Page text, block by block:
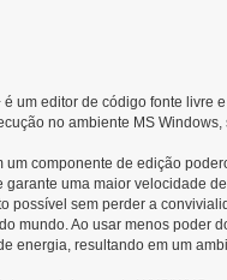
é um editor de código fonte livre
no ambiente MS
um componente de edição
garante uma maior velocidade
possível sem perder a
mundo. Ao usar menos poder
energia, resultando em um